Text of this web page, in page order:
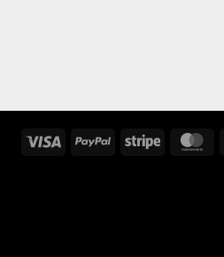
Visa PayPal Stripe